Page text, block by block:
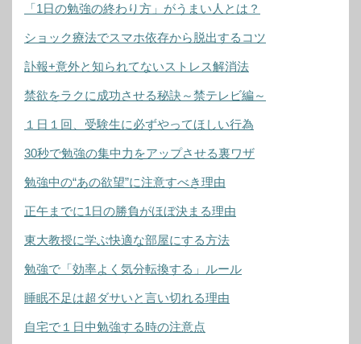
「1日の勉強の終わり方」がうまい人とは？
ショック療法でスマホ依存から脱出するコツ
訃報+意外と知られてないストレス解消法
禁欲をラクに成功させる秘訣～禁テレビ編～
１日１回、受験生に必ずやってほしい行為
30秒で勉強の集中力をアップさせる裏ワザ
勉強中の“あの欲望”に注意すべき理由
正午までに1日の勝負がほぼ決まる理由
東大教授に学ぶ快適な部屋にする方法
勉強で「効率よく気分転換する」ルール
睡眠不足は超ダサいと言い切れる理由
自宅で１日中勉強する時の注意点